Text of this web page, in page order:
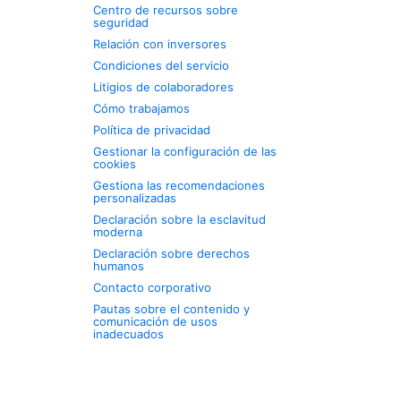
Centro de recursos sobre
seguridad
Relación con inversores
Condiciones del servicio
Litigios de colaboradores
Cómo trabajamos
Política de privacidad
Gestionar la configuración de las
cookies
Gestiona las recomendaciones
personalizadas
Declaración sobre la esclavitud
moderna
Declaración sobre derechos
humanos
Contacto corporativo
Pautas sobre el contenido y
comunicación de usos
inadecuados